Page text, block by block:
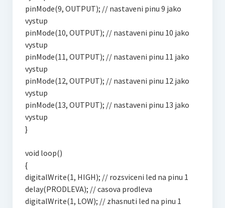
pinMode(9, OUTPUT); // nastaveni pinu 9 jako
vystup
pinMode(10, OUTPUT); // nastaveni pinu 10 jako
vystup
pinMode(11, OUTPUT); // nastaveni pinu 11 jako
vystup
pinMode(12, OUTPUT); // nastaveni pinu 12 jako
vystup
pinMode(13, OUTPUT); // nastaveni pinu 13 jako
vystup
}
void loop()
{
digitalWrite(1, HIGH); // rozsviceni led na pinu 1
delay(PRODLEVA); // casova prodleva
digitalWrite(1, LOW); // zhasnuti led na pinu 1